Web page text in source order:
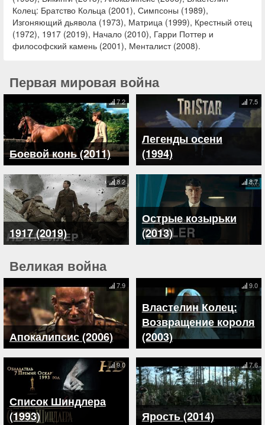
Колец: Братство Кольца (2001), Симпсоны (1989),
Изгоняющий дьявола (1973), Матрица (1999), Крестный отец
(1972), 1917 (2019), Начало (2010), Гарри Поттер и
философский камень (2001), Менталист (2008).
Первая мировая война
Боевой конь (2011)
7.2
Легенды осени
(1994)
7.5
1917 (2019)
8.2
Острые козырьки
(2013)
8.7
Великая война
Апокалипсис (2006)
7.9
Властелин Колец:
Возвращение короля
(2003)
9.0
Список Шиндлера
(1993)
9.0
Ярость (2014)
7.6